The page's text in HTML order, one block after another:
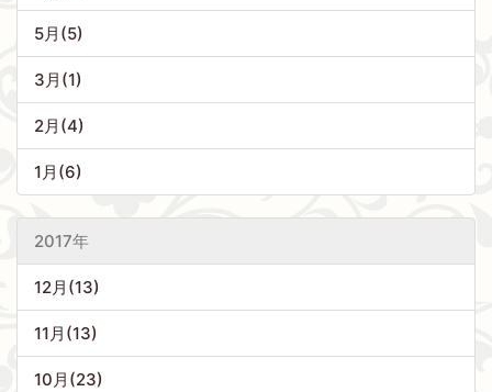
5月(5)
3月(1)
2月(4)
1月(6)
2017年
12月(13)
11月(13)
10月(23)